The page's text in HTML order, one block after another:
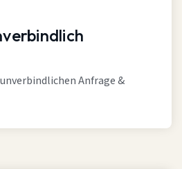
Anfrage &